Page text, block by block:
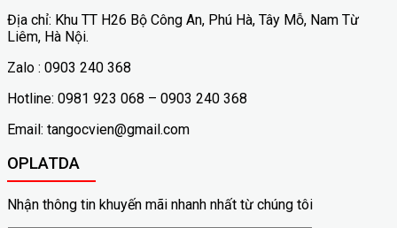
Địa chỉ: Khu TT H26 Bộ Công An, Phú Hà, Tây Mỗ, Nam Từ
Liêm, Hà Nội.
Zalo : 0903 240 368
Hotline: 0981 923 068 – 0903 240 368
Email: tangocvien@gmail.com
OPLATDA
Nhận thông tin khuyến mãi nhanh nhất từ chúng tôi